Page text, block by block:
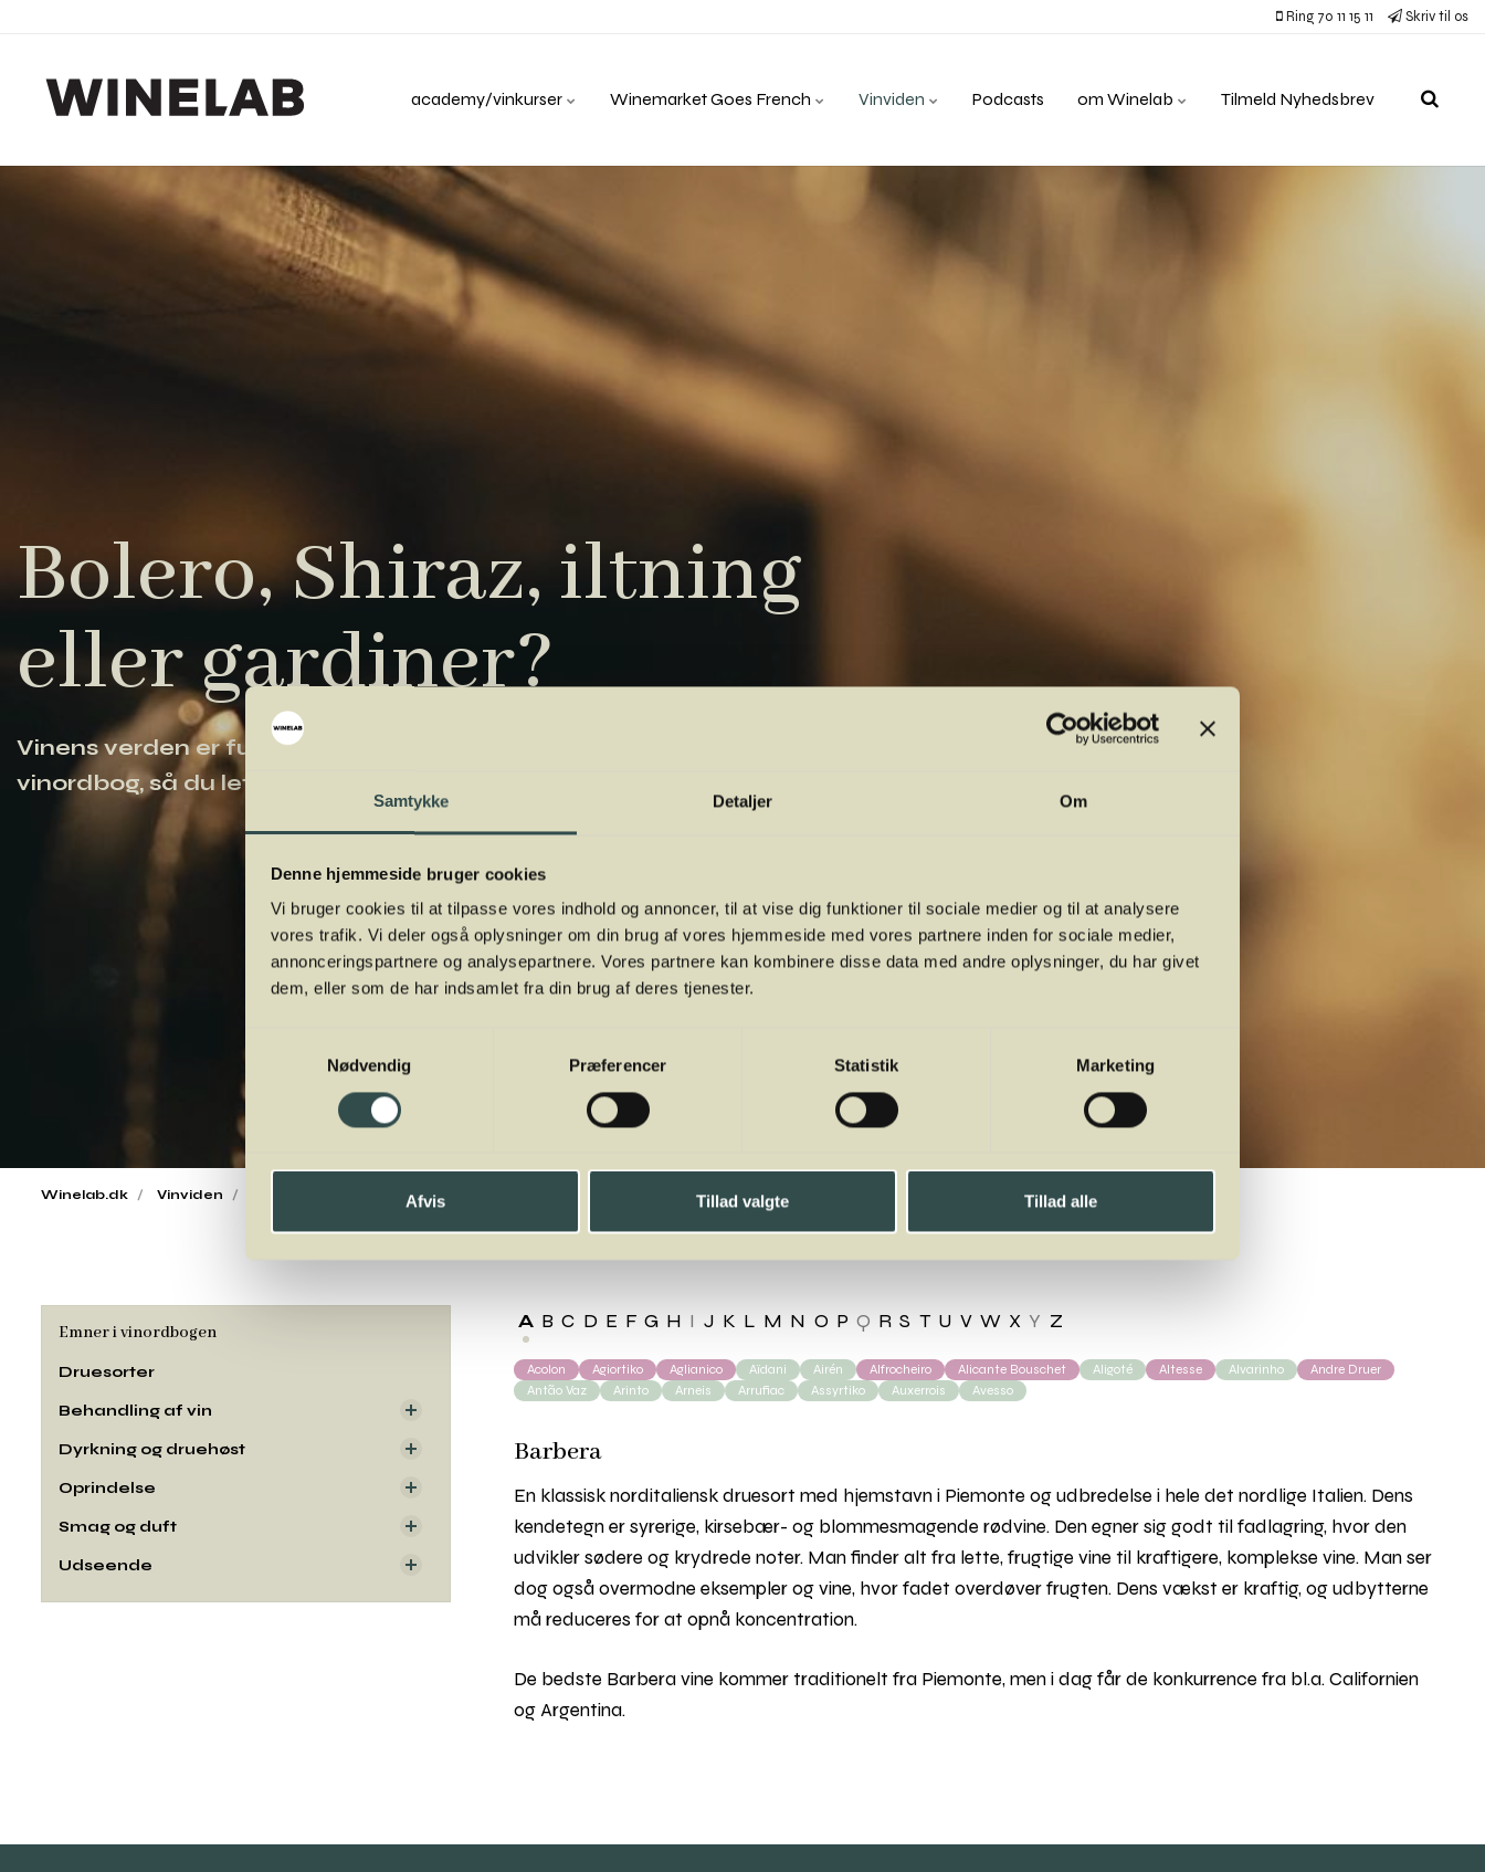
Samtykke Detaljer Om
Denne hjemmeside bruger cookies
Vi bruger cookies til at tilpasse vores indhold og annoncer, til at vise dig funktioner til sociale medier og til at analysere
vores trafik. Vi deler også oplysninger om din brug af vores hjemmeside med vores partnere inden for sociale medier,
annonceringspartnere og analysepartnere. Vores partnere kan kombinere disse data med andre oplysninger, du har givet
dem, eller som de har indsamlet fra din brug af deres tjenester.
Nødvendig
Præferencer Statistik Marketing
Afvis Tillad valgte Tillad alle
Ring 70 11 15 11 Skriv til os
academy/vinkurser Winemarket Goes French Vinviden Podcasts om Winelab Tilmeld Nyhedsbrev
Bolero, Shiraz, iltning
eller gardiner?
Vinens verden er fuld af komplicerede udtryk. Vi har samlet de vigtigste i vores
vinordbog, så du lettere kan navigere og orientere dig.
Winelab.dk Vinviden Druesorter
A B C D E F G H I J K L M N O P Q R S T U V W X Y Z
Acolon Agiortiko Aglianico Aïdani Airén Alfrocheiro Alicante Bouschet Aligoté Altesse Alvarinho
Andre Druer
Antão Vaz
Arinto Arneis Arrufiac Assyrtiko Auxerrois Avesso
Barbera
En klassisk norditaliensk druesort med hjemstavn i Piemonte og udbredelse i hele det nordlige Italien. Dens
kendetegn er syrerige, kirsebær- og blommesmagende rødvine. Den egner sig godt til fadlagring, hvor den
udvikler sødere og krydrede noter. Man finder alt fra lette, frugtige vine til kraftigere, komplekse vine. Man ser
dog også overmodne eksempler og vine, hvor fadet overdøver frugten. Dens vækst er kraftig, og udbytterne
må reduceres for at opnå koncentration.
De bedste Barbera vine kommer traditionelt fra Piemonte, men i dag får de konkurrence fra bl.a. Californien
og Argentina.
Emner i vinordbogen
Druesorter
Behandling af vin
Dyrkning og druehøst
Oprindelse
Smag og duft
Udseende